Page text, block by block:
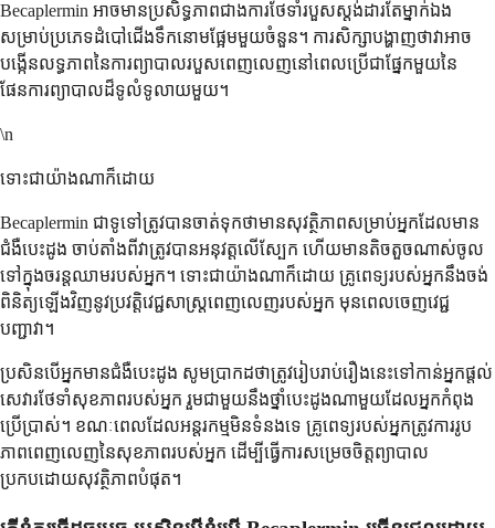
Becaplermin អាចមានប្រសិទ្ធភាពជាងការថែទាំរបួសស្តង់ដារតែម្នាក់ឯង
សម្រាប់ប្រភេទដំបៅជើងទឹកនោមផ្អែមមួយចំនួន។ ការសិក្សាបង្ហាញថាវាអាច
បង្កើនលទ្ធភាពនៃការព្យាបាលរបួសពេញលេញនៅពេលប្រើជាផ្នែកមួយនៃ
ផែនការព្យាបាលដ៏ទូលំទូលាយមួយ។
\n
ទោះជាយ៉ាងណាក៏ដោយ
Becaplermin ជាទូទៅត្រូវបានចាត់ទុកថាមានសុវត្ថិភាពសម្រាប់អ្នកដែលមាន
ជំងឺបេះដូង ចាប់តាំងពីវាត្រូវបានអនុវត្តលើស្បែក ហើយមានតិចតួចណាស់ចូល
ទៅក្នុងចរន្តឈាមរបស់អ្នក។ ទោះជាយ៉ាងណាក៏ដោយ គ្រូពេទ្យរបស់អ្នកនឹងចង់
ពិនិត្យឡើងវិញនូវប្រវត្តិវេជ្ជសាស្ត្រពេញលេញរបស់អ្នក មុនពេលចេញវេជ្ជ
បញ្ជាវា។
ប្រសិនបើអ្នកមានជំងឺបេះដូង សូមប្រាកដថាត្រូវរៀបរាប់រឿងនេះទៅកាន់អ្នកផ្តល់
សេវារថែទាំសុខភាពរបស់អ្នក រួមជាមួយនឹងថ្នាំបេះដូងណាមួយដែលអ្នកកំពុង
ប្រើប្រាស់។ ខណៈពេលដែលអន្តរកម្មមិនទំនងទេ គ្រូពេទ្យរបស់អ្នកត្រូវការរូប
ភាពពេញលេញនៃសុខភាពរបស់អ្នក ដើម្បីធ្វើការសម្រេចចិត្តព្យាបាល
ប្រកបដោយសុវត្ថិភាពបំផុត។